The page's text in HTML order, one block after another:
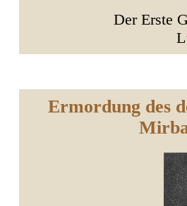
Der Erste
Ermordung des